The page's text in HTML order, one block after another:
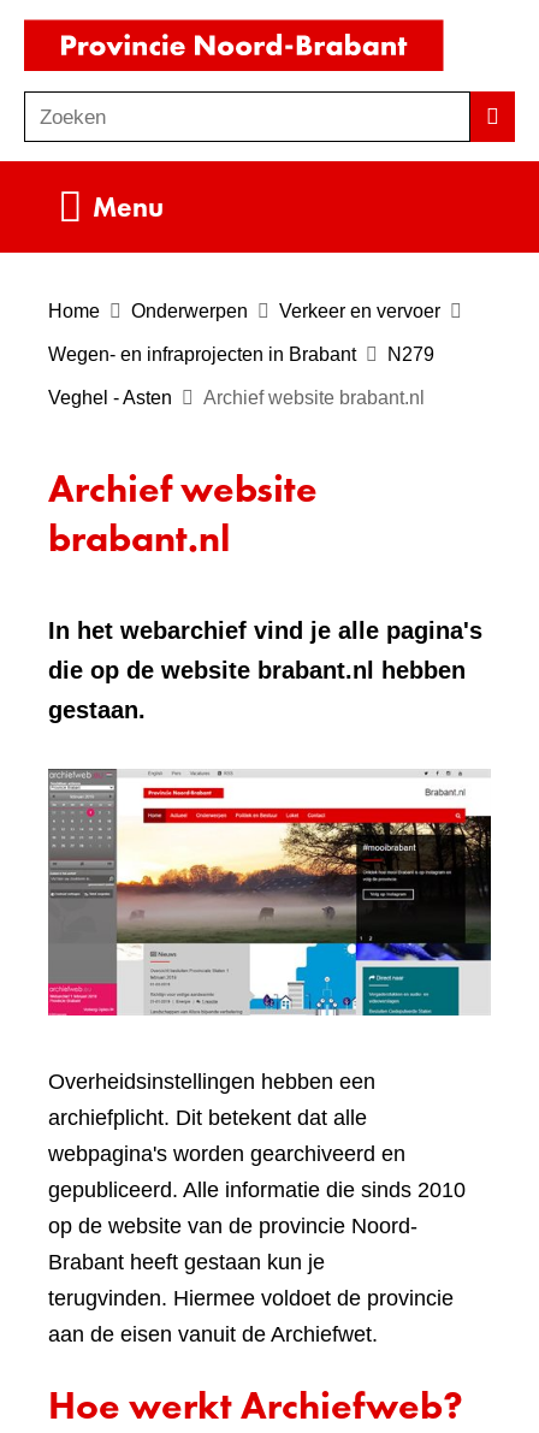
Ga
de
inhoud
o
e
Zoeken
Menu
Home Onderwerpen Verkeer en vervoer
Wegen- en infraprojecten in Brabant N279
Veghel - Asten Archief website brabant.nl
Archief website
brabant.nl
In het webarchief vind je alle pagina's
die op de website brabant.nl hebben
gestaan.
Overheidsinstellingen hebben een
archiefplicht. Dit betekent dat alle
webpagina's worden gearchiveerd en
gepubliceerd. Alle informatie die sinds 2010
op de website van de provincie Noord-
Brabant heeft gestaan kun je
terugvinden. Hiermee voldoet de provincie
aan de eisen vanuit de Archiefwet.
Hoe werkt Archiefweb?